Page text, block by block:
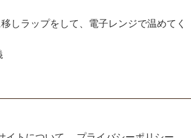
しラップをして、電子レンジで温めてく